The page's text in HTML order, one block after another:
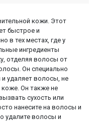
кожи. Этот
быстрое и
в тех местах, где у
ингредиенты
отделяя волосы от
Он специально
удаляет волосы, не
Он также не
сухость или
нанесите на волосы и
удалите волосы и